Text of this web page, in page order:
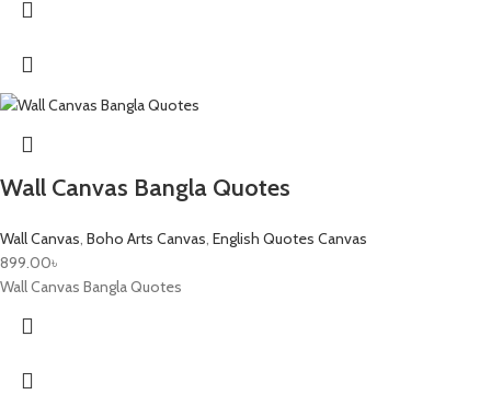
Wall Canvas Bangla Quotes
Wall Canvas, Boho Arts Canvas, English Quotes Canvas
899.00৳
Wall Canvas Bangla Quotes